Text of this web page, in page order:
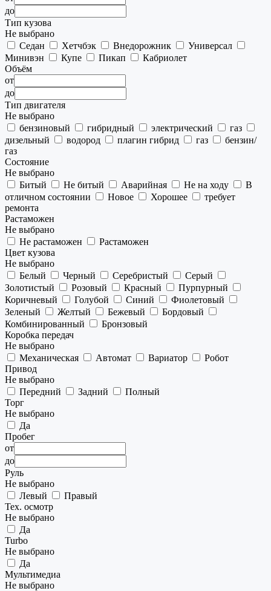
до
Тип кузова
Не выбрано
Седан
Хетчбэк Внедорожник
Универсал
Минивэн
Купе Пикап
Кабриолет
Объём
от
до
Тип двигателя
Не выбрано
бензиновый
гибридный электрический
газ
дизельный
водород плагин гибрид газ
бензин/
газ
Состояние
Не выбрано
Битый
Не битый Аварийная Не на ходу
В
отличном состоянии
Новое Хорошее
требует
ремонта
Растаможен
Не выбрано
Не растаможен
Растаможен
Цвет кузова
Не выбрано
Белый
Черный Серебристый
Серый
Золотистый
Розовый Красный
Пурпурный
Коричневый
Голубой Синий
Фиолетовый
Зеленый
Желтый Бежевый
Бордовый
Комбинированный
Бронзовый
Коробка передач
Не выбрано
Механическая
Автомат Вариатор
Робот
Привод
Не выбрано
Передний
Задний
Полный
Торг
Не выбрано
Да
Пробег
от
до
Руль
Не выбрано
Левый
Правый
Тех. осмотр
Не выбрано
Да
Turbo
Не выбрано
Да
Мультимедиа
Не выбрано